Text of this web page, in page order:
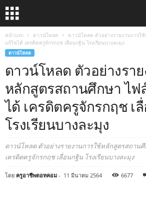
หน้าแรก ดาวน์โหลด
ดาวน์โหลด ตัวอย่างรายงานการใ
แก้ไขได้ เครดิตครูจักรกฤช เลื่อนกฐิน โรงเรียนบางละมุง
ดาวน์โหลด
ดาวน์โหลด ตัวอย่างรา
หลักสูตรสถานศึกษา ไฟ
ได้ เครดิตครูจักรกฤช เ
โรงเรียนบางละมุง
ดาวน์โหลด ตัวอย่างรายงานการใช้หลักสูตรสถาน
เครดิตครูจักรกฤช เลื่อนกฐิน โรงเรียนบางละมุง
โดย ครูอาชีพดอทคอม - 11 มีนาคม 2564 6677